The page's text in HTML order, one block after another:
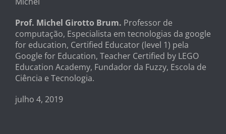
Prof. Michel Girotto Brum. Professor de
computação, Especialista em tecnologias da google
for education, Certified Educator (level 1) pela
Google for Education, Teacher Certified by LEGO
Education Academy, Fundador da Fuzzy, Escola de
Ciência e Tecnologia.
julho 4, 2019